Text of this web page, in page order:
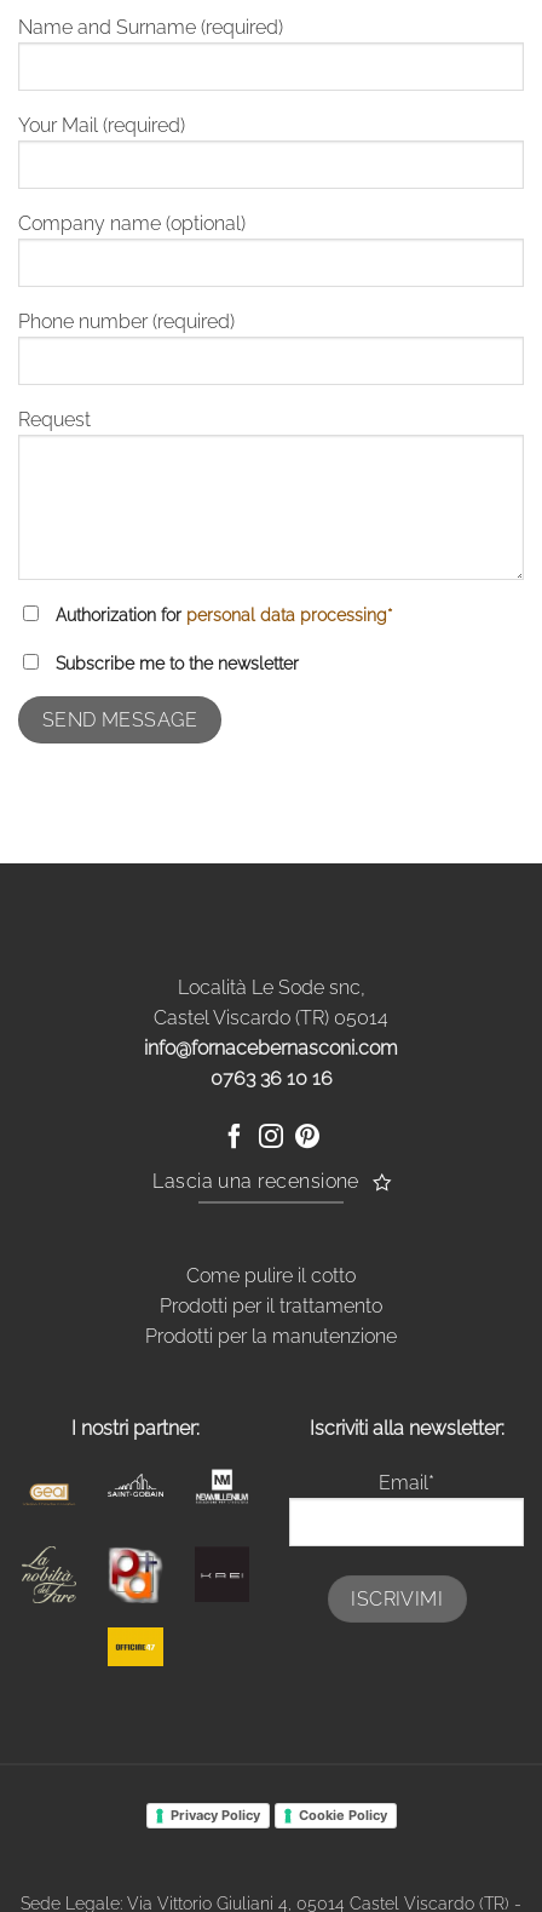
Name and Surname (required)
Your Mail (required)
Company name (optional)
Phone number (required)
Request
Authorization for personal data processing*
Subscribe me to the newsletter
Località Le Sode snc,
Castel Viscardo (TR) 05014
info@fornacebernasconi.com
0763 36 10 16
Lascia una recensione
Come pulire il cotto
Prodotti per il trattamento
Prodotti per la manutenzione
I nostri partner: Iscriviti alla newsletter:
Email*
Privacy Policy Cookie Policy
Sede Legale: Via Vittorio Giuliani 4, 05014 Castel Viscardo (TR) -